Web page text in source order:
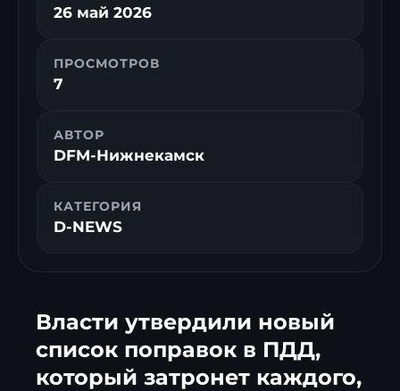
26 май 2026
ПРОСМОТРОВ
7
АВТОР
DFM-Нижнекамск
КАТЕГОРИЯ
D-NEWS
Власти утвердили новый
список поправок в ПДД,
который затронет каждого,